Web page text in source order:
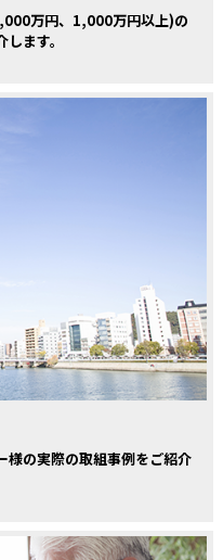
万円、1,000万円以上)の
ます。
様の実際の取組事例をご紹介